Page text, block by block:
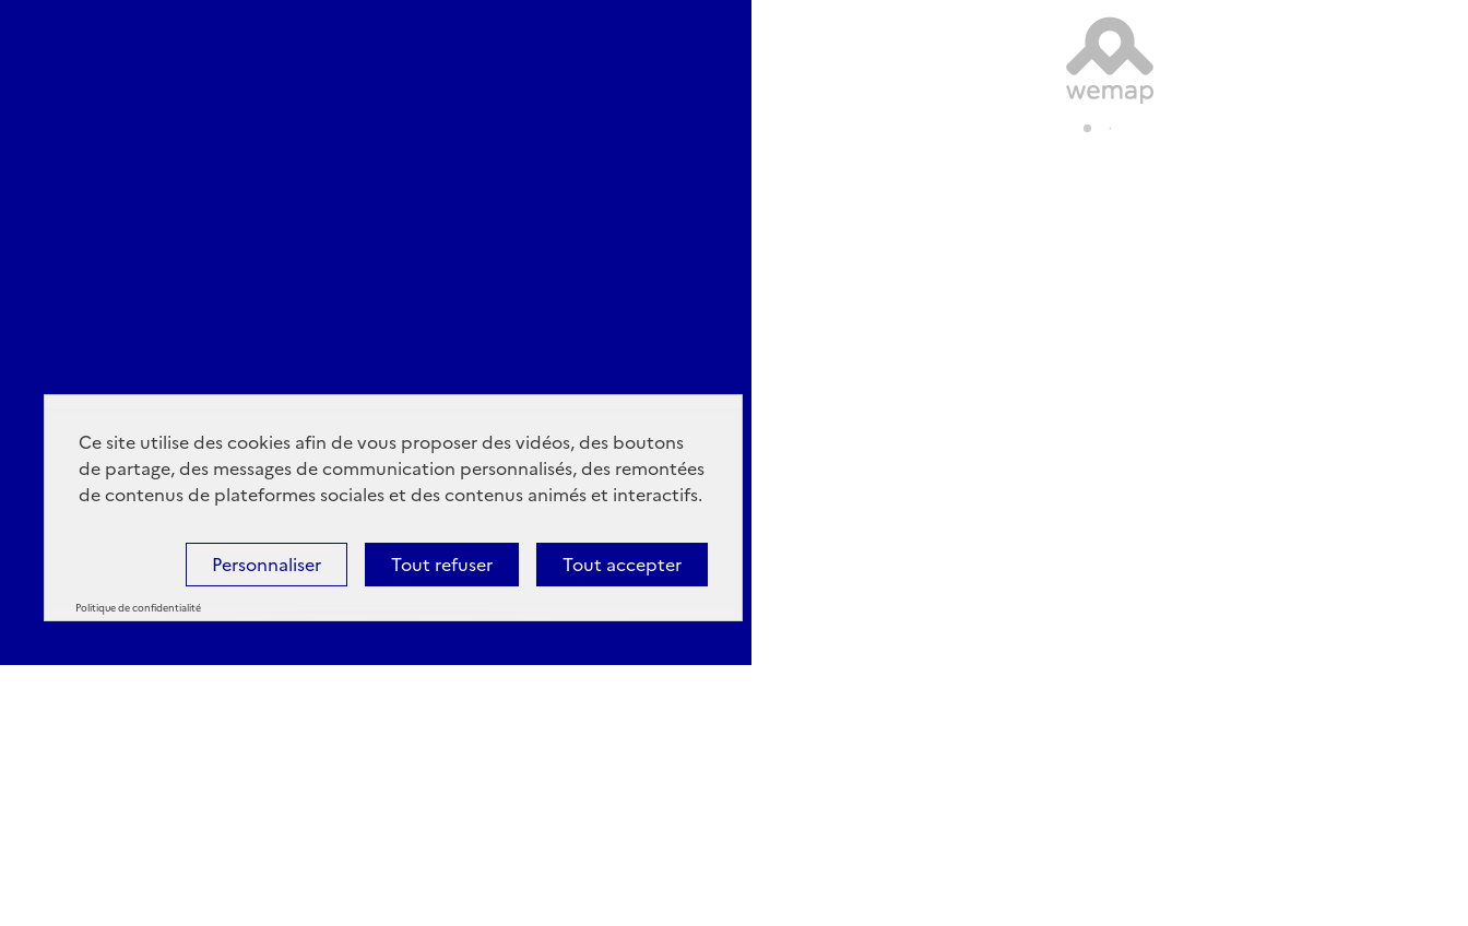
Ce site utilise des cookies afin de vous proposer des vidéos, des boutons
de partage, des messages de communication personnalisés, des remontées
de contenus de plateformes sociales et des contenus animés et interactifs.
Tout accepter
Tout refuser
Personnaliser
Politique de confidentialité